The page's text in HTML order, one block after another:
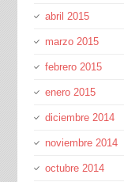
abril 2015
marzo 2015
febrero 2015
enero 2015
diciembre 2014
noviembre 2014
octubre 2014